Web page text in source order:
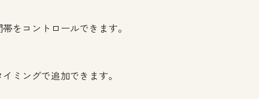
をコントロールできます。
ミングで追加できます。